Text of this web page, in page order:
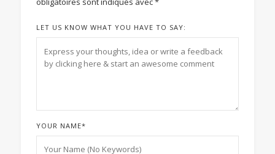
LET US KNOW WHAT YOU HAVE TO SAY:
YOUR NAME*